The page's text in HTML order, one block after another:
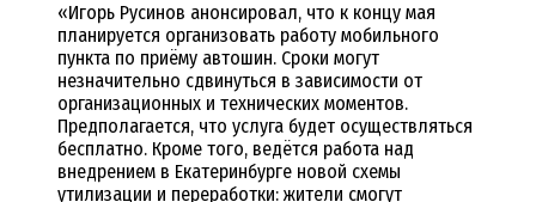
«Игорь Русинов анонсировал, что к концу мая
планируется организовать работу мобильного
пункта по приёму автошин. Сроки могут
незначительно сдвинуться в зависимости от
организационных и технических моментов.
Предполагается, что услуга будет осуществляться
бесплатно. Кроме того, ведётся работа над
внедрением в Екатеринбурге новой схемы
утилизации и переработки: жители смогут